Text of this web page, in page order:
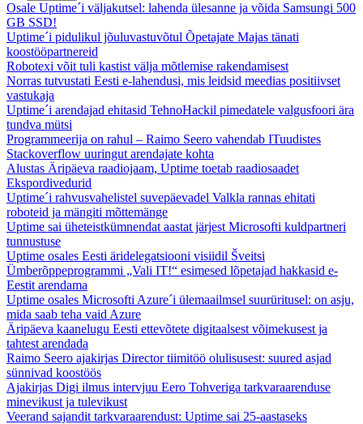
Osale Uptime´i väljakutsel: lahenda ülesanne ja võida Samsungi 500
GB SSD!
Uptime´i pidulikul jõuluvastuvõtul Õpetajate Majas tänati
koostööpartnereid
Robotexi võit tuli kastist välja mõtlemise rakendamisest
Norras tutvustati Eesti e-lahendusi, mis leidsid meedias positiivset
vastukaja
Uptime´i arendajad ehitasid TehnoHackil pimedatele valgusfoori ära
tundva mütsi
Programmeerija on rahul – Raimo Seero vahendab ITuudistes
Stackoverflow uuringut arendajate kohta
Alustas Äripäeva raadiojaam, Uptime toetab raadiosaadet
Ekspordivedurid
Uptime´i rahvusvahelistel suvepäevadel Valkla rannas ehitati
roboteid ja mängiti mõttemänge
Uptime sai üheteistkümnendat aastat järjest Microsofti kuldpartneri
tunnustuse
Uptime osales Eesti äridelegatsiooni visiidil Šveitsi
Ümberõppeprogrammi „Vali IT!“ esimesed lõpetajad hakkasid e-
Eestit arendama
Uptime osales Microsofti Azure´i ülemaailmsel suurüritusel: on asju,
mida saab teha vaid Azure
Äripäeva kaanelugu Eesti ettevõtete digitaalsest võimekusest ja
tahtest arendada
Raimo Seero ajakirjas Director tiimitöö olulisusest: suured asjad
sünnivad koostöös
Ajakirjas Digi ilmus intervjuu Eero Tohveriga tarkvaraarenduse
minevikust ja tulevikust
Veerand sajandit tarkvaraarendust: Uptime sai 25-aastaseks